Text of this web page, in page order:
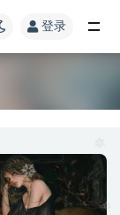
登录